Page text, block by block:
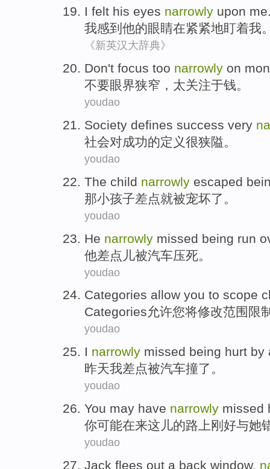
I felt his eyes narrowly upon me
我感到 他的眼睛在紧紧地盯着我
《新英汉大辞典》
Don't focus too narrowly on
不要眼界狭窄 ， 太关注于钱。
youdao
Society defines success very
社会对成功的定义很狭隘。
youdao
The child narrowly escaped
那小孩子差点就被宠坏了 。
youdao
He narrowly missed being run
他差点儿被汽车压死。
youdao
Categories allow you to scope
Categories允许您将修改范围限
youdao
I narrowly missed being hurt
昨天我差点被汽车撞了。
youdao
You may have narrowly missed
你可能在来这儿的路上 刚好与她
youdao
Jack flees out a back window,